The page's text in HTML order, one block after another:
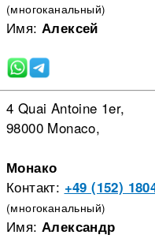
(многоканальный)
Имя: Алексей
4 Quai Antoine 1er,
98000 Monaco,
Монако
Контакт: +49 (152)
(многоканальный)
Имя: Александр